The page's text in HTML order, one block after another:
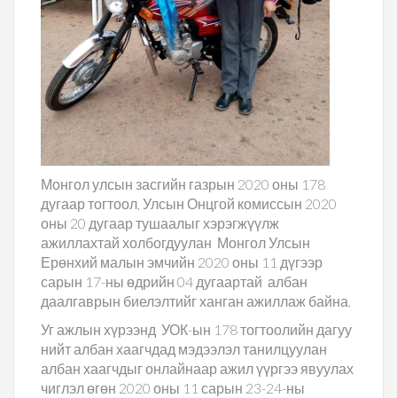
Монгол улсын засгийн газрын 2020 оны 178
дугаар тогтоол, Улсын Онцгой комиссын 2020
оны 20 дугаар тушаалыг хэрэгжүүлж
ажиллахтай холбогдуулан Монгол Улсын
Ерөнхий малын эмчийн 2020 оны 11 дүгээр
сарын 17-ны өдрийн 04 дугаартай албан
даалгаврын биелэлтийг ханган ажиллаж байна.
Уг ажлын хүрээнд УОК-ын 178 тогтоолийн дагуу
нийт албан хаагчдад мэдээлэл танилцуулан
албан хаагчдыг онлайнаар ажил үүргээ явуулах
чиглэл өгөн 2020 оны 11 сарын 23-24-ны